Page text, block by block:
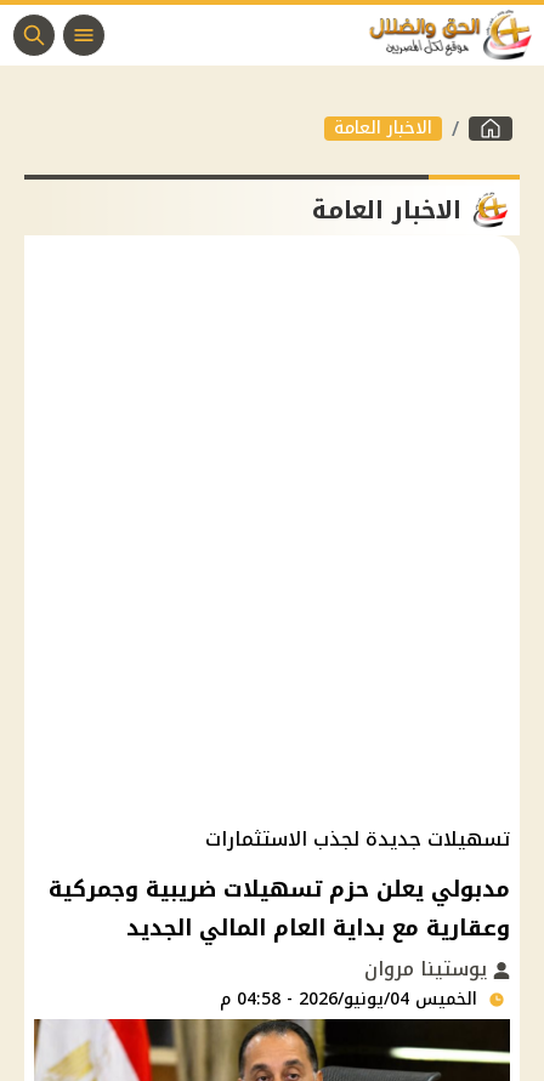
الاخبار العامة
الاخبار العامة
تسهيلات جديدة لجذب الاستثمارات
مدبولي يعلن حزم تسهيلات ضريبية وجمركية
وعقارية مع بداية العام المالي الجديد
يوستينا مروان
الخميس 04/يونيو/2026 - 04:58 م